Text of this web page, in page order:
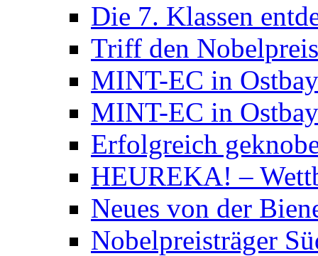
Die 7. Klassen
Triff den
MINT-EC in
MINT-EC in
Erfolgreich
HEUREKA! –
Neues von der
Nobelpreisträger